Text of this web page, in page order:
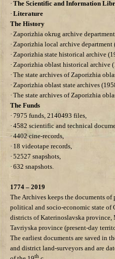
· The Scientific and Information
· Literature
The History
· Zaporizhia okrug archive
· Zaporizhia local archive department
· Zaporizhia state historical archive
· Zaporizhia oblast historical archive
· The state archives of Zaporizhia
· Zaporizhia oblast state archives
· The state archives of Zaporizhia
The Funds
· 7975 funds, 2140493 files,
· 4582 scientific and technical
· 4402 cine-records,
· 18 videotape records,
· 52527 snapshots,
· 632 snapshots.
1774 – 2019
The Archives keeps the documents
political and socio-economic state
districts of Katerinoslavska
Tavriyska province (present-day
The earliest documents are saved in
and district land-surveyors and are
th